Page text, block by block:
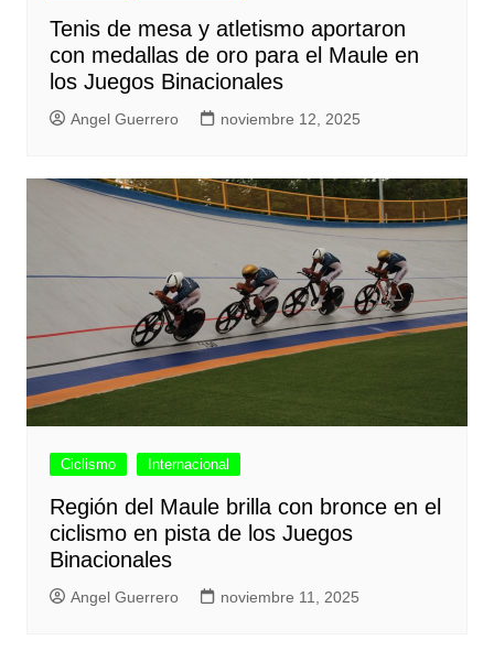
Tenis de mesa y atletismo aportaron
con medallas de oro para el Maule en
los Juegos Binacionales
Angel Guerrero noviembre 12, 2025
Ciclismo Internacional
Región del Maule brilla con bronce en el
ciclismo en pista de los Juegos
Binacionales
Angel Guerrero noviembre 11, 2025